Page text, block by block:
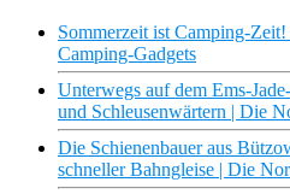
Sommerzeit ist Camping-
Camping-Gadgets
Unterwegs auf dem Ems-
und Schleusenwärtern | Die
Die Schienenbauer aus
schneller Bahngleise | Die